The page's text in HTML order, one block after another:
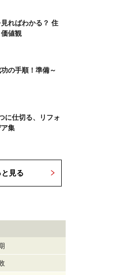
見ればわかる？ 住
値観
の手順！準備～
に仕切る、リフォ
集
見る